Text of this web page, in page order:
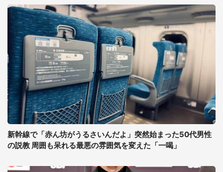
新幹線で「赤ん坊がうるさいんだよ」突然始まった50代男性
の説教 周囲も呆れる最悪の雰囲気を変えた「一喝」